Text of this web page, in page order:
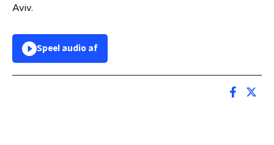
Aviv.
Speel audio af